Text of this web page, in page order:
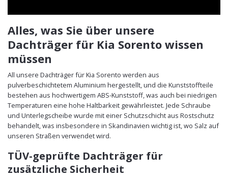
Alles, was Sie über unsere
Dachträger für Kia Sorento wissen
müssen
All unsere Dachträger für Kia Sorento werden aus
pulverbeschichtetem Aluminium hergestellt, und die Kunststoffteile
bestehen aus hochwertigem ABS-Kunststoff, was auch bei niedrigen
Temperaturen eine hohe Haltbarkeit gewährleistet. Jede Schraube
und Unterlegscheibe wurde mit einer Schutzschicht aus Rostschutz
behandelt, was insbesondere in Skandinavien wichtig ist, wo Salz auf
unseren Straßen verwendet wird.
TÜV-geprüfte Dachträger für
zusätzliche Sicherheit